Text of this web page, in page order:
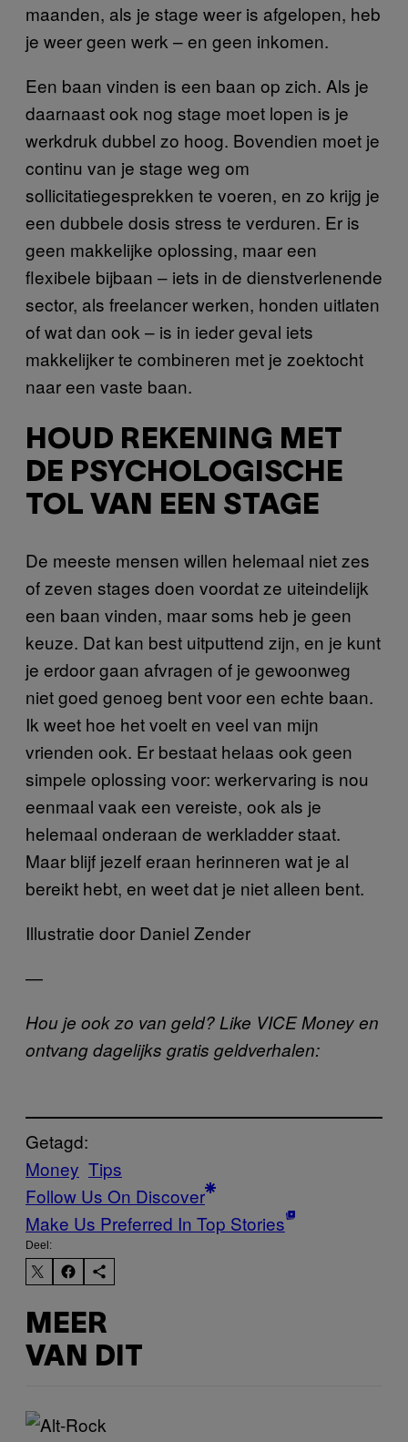
maanden, als je stage weer is afgelopen, heb
je weer geen werk – en geen inkomen.
Een baan vinden is een baan op zich. Als je
daarnaast ook nog stage moet lopen is je
werkdruk dubbel zo hoog. Bovendien moet je
continu van je stage weg om
sollicitatiegesprekken te voeren, en zo krijg je
een dubbele dosis stress te verduren. Er is
geen makkelijke oplossing, maar een
flexibele bijbaan – iets in de dienstverlenende
sector, als freelancer werken, honden uitlaten
of wat dan ook – is in ieder geval iets
makkelijker te combineren met je zoektocht
naar een vaste baan.
HOUD REKENING MET
DE PSYCHOLOGISCHE
TOL VAN EEN STAGE
De meeste mensen willen helemaal niet zes
of zeven stages doen voordat ze uiteindelijk
een baan vinden, maar soms heb je geen
keuze. Dat kan best uitputtend zijn, en je kunt
je erdoor gaan afvragen of je gewoonweg
niet goed genoeg bent voor een echte baan.
Ik weet hoe het voelt en veel van mijn
vrienden ook. Er bestaat helaas ook geen
simpele oplossing voor: werkervaring is nou
eenmaal vaak een vereiste, ook als je
helemaal onderaan de werkladder staat.
Maar blijf jezelf eraan herinneren wat je al
bereikt hebt, en weet dat je niet alleen bent.
Illustratie door Daniel Zender
—
Hou je ook zo van geld? Like VICE Money en
ontvang dagelijks gratis geldverhalen:
Getagd:
Money Tips
Follow Us On Discover
Make Us Preferred In Top Stories
Deel:
MEER
VAN DIT